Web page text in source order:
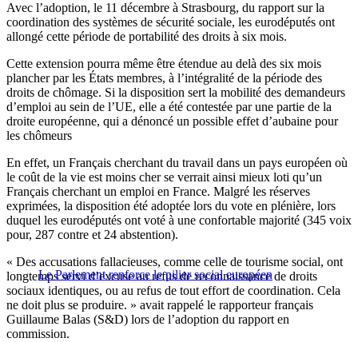
Avec l’adoption, le 11 décembre à Strasbourg, du rapport sur la
coordination des systèmes de sécurité sociale, les eurodéputés ont
allongé cette période de portabilité des droits à six mois.
Cette extension pourra même être étendue au delà des six mois
plancher par les États membres, à l’intégralité de la période des
droits de chômage. Si la disposition sert la mobilité des demandeurs
d’emploi au sein de l’UE, elle a été contestée par une partie de la
droite européenne, qui a dénoncé un possible effet d’aubaine pour
les chômeurs
En effet, un Français cherchant du travail dans un pays européen où
le coût de la vie est moins cher se verrait ainsi mieux loti qu’un
Français cherchant un emploi en France. Malgré les réserves
exprimées, la disposition été adoptée lors du vote en plénière, lors
duquel les eurodéputés ont voté à une confortable majorité (345 voix
pour, 287 contre et 24 abstention).
Le Parlement renforce le pilier social européen
« Des accusations fallacieuses, comme celle de tourisme social, ont
longtemps servi d’excuse au refus de reconnaissance de droits
sociaux identiques, ou au refus de tout effort de coordination. Cela
ne doit plus se produire. » avait rappelé le rapporteur français
Guillaume Balas (S&D) lors de l’adoption du rapport en
commission.